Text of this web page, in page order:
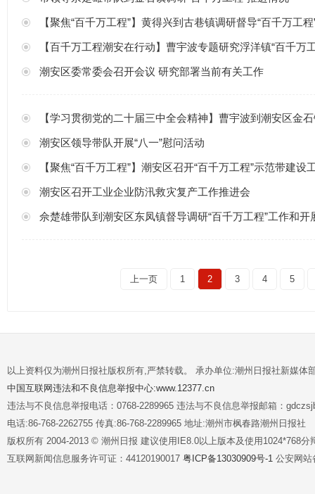
【聚焦“百千万工程”】黄得兴到古巷镇调研督导“百千万工
【百千万工程潮安在行动】曹宇波专题研究浮洋镇“百千万
潮安区委常委会召开会议 研究部署当前有关工作
【学习贯彻党的二十届三中全会精神】曹宇波到潮安区金石镇宣讲党的二十届三中全
潮安区领导带队开展“八一”慰问活动
【聚焦“百千万工程”】潮安区召开“百千万工程”示范带建设
潮安区召开工业企业防汛救灾复产工作推进会
佘楚雄带队到潮安区东凤镇督导调研“百千万工程”工作和开
上一页 1 2 3 4 5
以上资料仅为潮州日报社版权所有,严禁转载。 承办单位:潮州日报社新媒体
中国互联网违法和不良信息举报中心:www.12377.cn
违法与不良信息举报电话：0768-2289965 违法与不良信息举报邮箱：
电话:86-768-2262755 传真:86-768-2289965 地址:潮州市枫春路潮州日报社
版权所有 2004-2013 © 潮州日报 建议使用IE8.0以上版本及使用1024*768分
互联网新闻信息服务许可证：44120190017 粤ICP备13030909号-1 公安网站